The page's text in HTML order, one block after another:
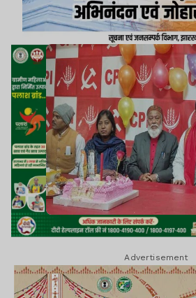
Advertisement